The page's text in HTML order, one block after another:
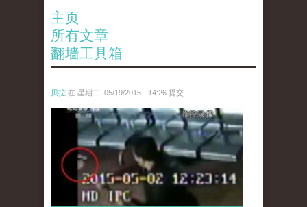
主页
所有文章
翻墙工具箱
贝拉 在 星期二, 05/19/2015 - 14:26 提交
xuchunhe.jpg